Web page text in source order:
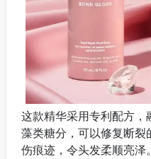
这款精华采用专利配方
藻类糖分，可以修复断裂
伤痕迹，令头发柔顺亮泽